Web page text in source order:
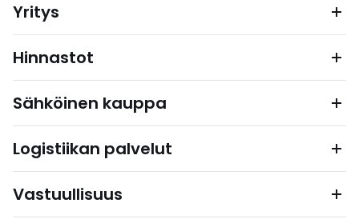
Yritys
Hinnastot
Sähköinen kauppa
Logistiikan palvelut
Vastuullisuus